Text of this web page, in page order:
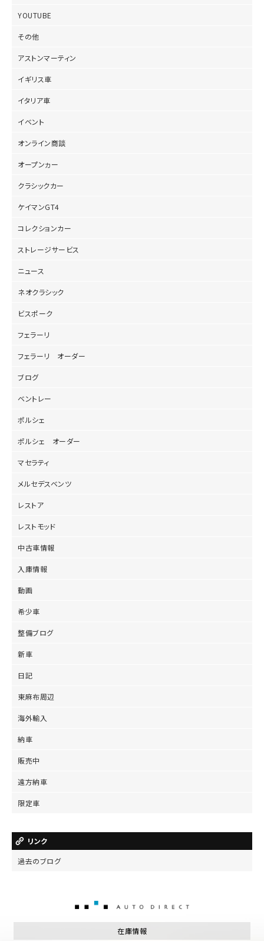
YOUTUBE
その他
アストンマーティン
イギリス車
イタリア車
イベント
オンライン商談
オープンヵー
クラシックカー
ケイマンGT4
コレクションカー
ストレージサービス
ニュース
ネオクラシック
ビスポーク
フェラーリ
フェラーリ オーダー
ブログ
ベントレー
ポルシェ
ポルシェ オーダー
マセラティ
メルセデスベンツ
レストア
レストモッド
中古車情報
入庫情報
動画
希少車
整備ブログ
新車
日記
東麻布周辺
海外輸入
納車
販売中
遠方納車
限定車
リンク
過去のブログ
在庫情報